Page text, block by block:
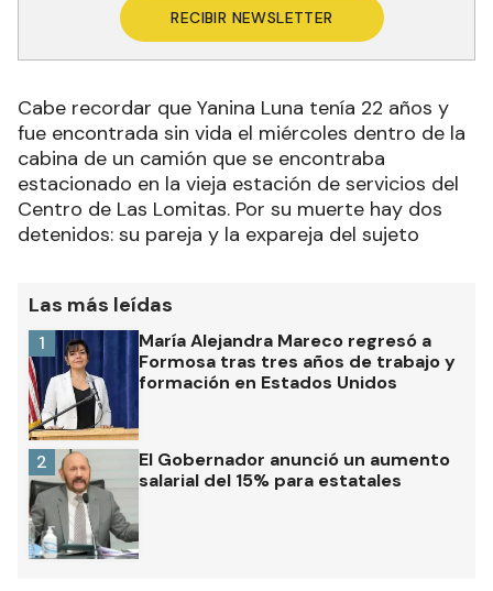
RECIBIR NEWSLETTER
Cabe recordar que Yanina Luna tenía 22 años y
fue encontrada sin vida el miércoles dentro de la
cabina de un camión que se encontraba
estacionado en la vieja estación de servicios del
Centro de Las Lomitas. Por su muerte hay dos
detenidos: su pareja y la expareja del sujeto
Las más leídas
María Alejandra Mareco regresó a
Formosa tras tres años de trabajo y
formación en Estados Unidos
1
El Gobernador anunció un aumento
salarial del 15% para estatales
2